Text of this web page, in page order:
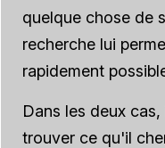
quelque chose de
recherche lui
rapidement
Dans les deux
trouver ce qu'il